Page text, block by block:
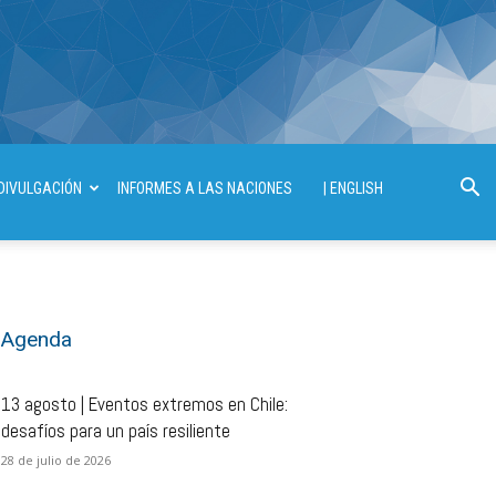
DIVULGACIÓN INFORMES A LAS NACIONES | ENGLISH
Agenda
13 agosto | Eventos extremos en Chile:
desafíos para un país resiliente
28 de julio de 2026